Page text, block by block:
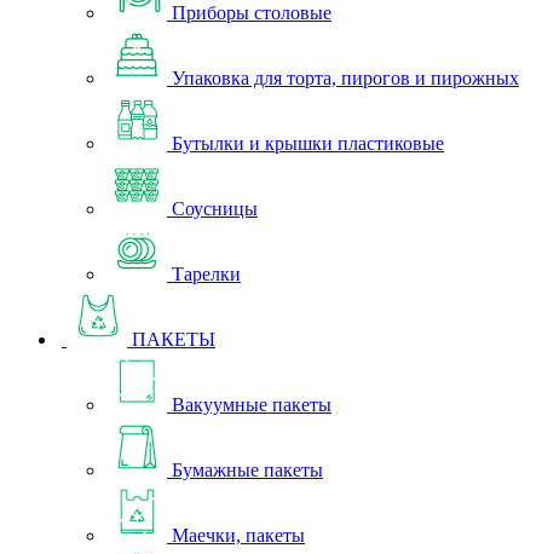
Приборы столовые
Упаковка для торта, пирогов и пирожных
Бутылки и крышки пластиковые
Соусницы
Тарелки
ПАКЕТЫ
Вакуумные пакеты
Бумажные пакеты
Маечки, пакеты